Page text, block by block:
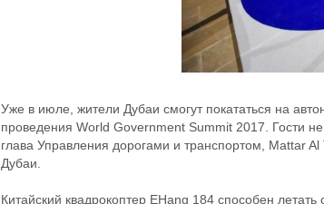
Уже в июле, жители Дубаи смогут покататься на
проведения World Government Summit 2017. Гости
глава Управления дорогами и транспортом, Mattar
Дубаи.
Китайский квадрокоптер EHang 184 способен